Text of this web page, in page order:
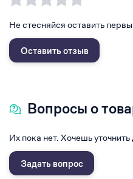
Не стесняйся оставить
Оставить отзыв
Вопросы о
Их пока нет. Хочешь
Задать вопрос